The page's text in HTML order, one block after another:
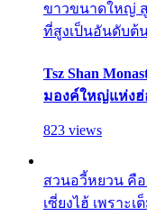
ขาวขนาดใหญ่ สู
ที่สูงเป็นอันดับต้
Tsz Shan
มองค์ใหญ่แห่งฮ่
823 views
สวนอวี้หยวน คื
เซี่ยงไฮ้ เพราะ